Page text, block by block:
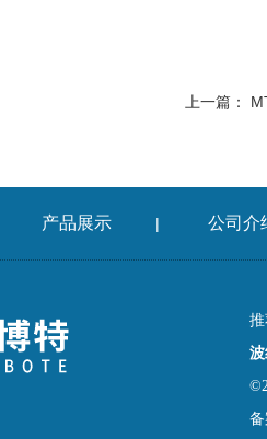
上一篇：
产品展示 | 公司介
备